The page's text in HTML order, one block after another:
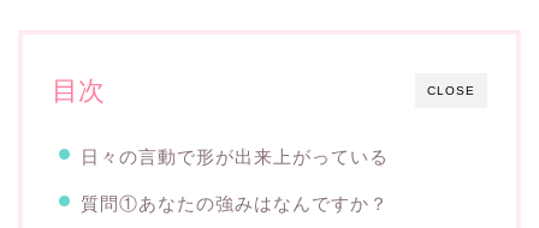
CLOSE
目次
日々の言動で形が出来上がっている
質問①あなたの強みはなんですか？